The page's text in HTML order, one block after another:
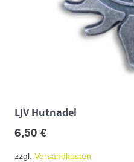
LJV Hutnadel
6,50 €
zzgl. Versandkosten